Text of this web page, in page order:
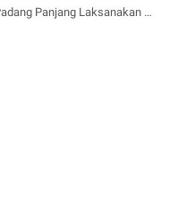
Pameran Tugas Akhir Dengan Tema Satuneh